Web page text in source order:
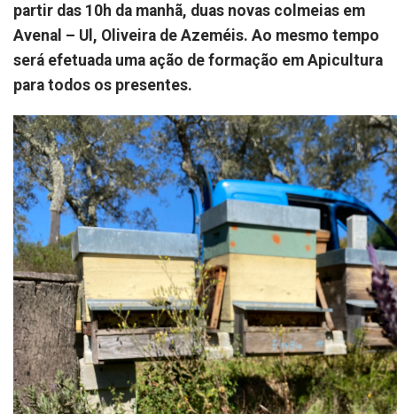
partir das 10h da manhã, duas novas colmeias em
Avenal – Ul, Oliveira de Azeméis. Ao mesmo tempo
será efetuada uma ação de formação em Apicultura
para todos os presentes.